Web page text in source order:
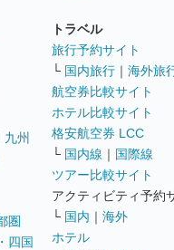
九州
圏
四国
トラベル
旅行予約サイト
└ 国内旅行 ｜ 海外旅
航空券比較サイト
ホテル比較サイト
格安航空券 LCC
└ 国内線 ｜ 国際線
ツアー比較サイト
アクティビティ予約
└ 国内 ｜ 海外
ホテル